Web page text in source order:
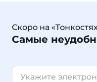
Скоро на
Самые